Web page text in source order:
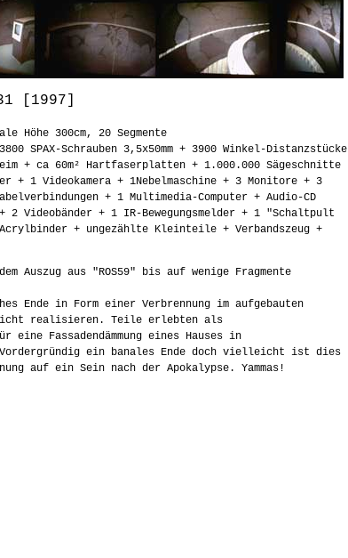
[1997]
Höhe 300cm, 20 Segmente
SPAX-Schrauben 3,5x50mm + 3900 Winkel-Distanzstücke
+ ca 60m² Hartfaserplatten + 1.000.000 Sägeschnitte
1 Videokamera + 1Nebelmaschine + 3 Monitore + 3
+ 1 Multimedia-Computer + Audio-CD
2 Videobänder + 1 IR-Bewegungsmelder + 1 "Schaltpult
+ ungezählte Kleinteile + Verbandszeug +
Auszug aus "ROS59" bis auf wenige Fragmente
Ende in Form einer Verbrennung im aufgebauten
realisieren. Teile erlebten als
eine Fassadendämmung eines Hauses in
Vordergründig ein banales Ende doch vielleicht ist dies
auf ein Sein nach der Apokalypse. Yammas!